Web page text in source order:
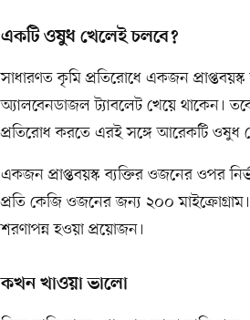
একটি ওষুধ খেলেই চলবে?
সাধারণত কৃমি প্রতিরোধে একজন
অ্যালবেনডাজল ট্যাবলেট খেয়ে থাকেন।
প্রতিরোধ করতে এরই সঙ্গে আরেকটি ওষুধ
একজন প্রাপ্তবয়স্ক ব্যক্তির ওজনের ওপর
প্রতি কেজি ওজনের জন্য ২০০
শরণাপন্ন হওয়া প্রয়োজন।
কখন খাওয়া ভালো